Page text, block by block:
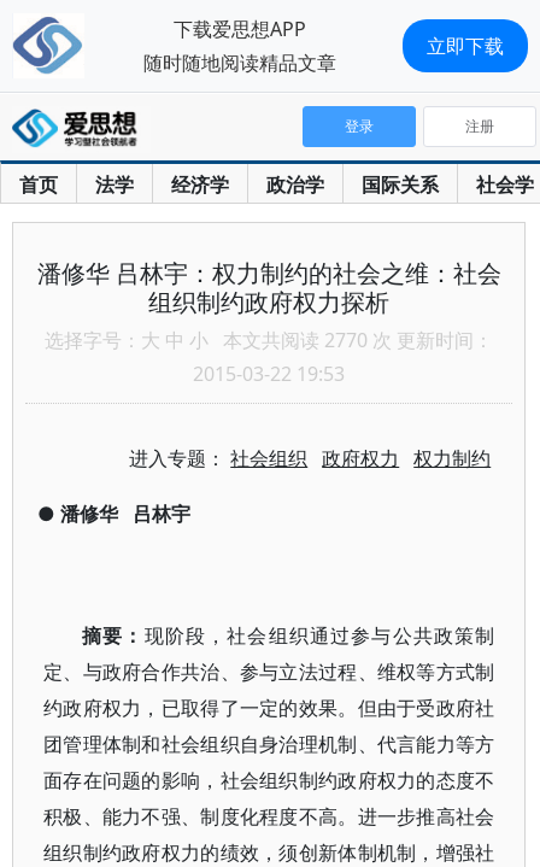
首页 法学 经济学 政治学 国际关系 社会学
登录 注册
潘修华 吕林宇：权力制约的社会之维：社会
组织制约政府权力探析
选择字号： 大 中 小 本文共阅读 2770 次 更新时间：
2015-03-22 19:53
进入专题：社会组织 政府权力 权力制约
● 潘修华 吕林宇
摘要： 现阶段，社会组织通过参与公共政策制
定、与政府合作共治、参与立法过程、维权等方式制
约政府权力，已取得了一定的效果。但由于受政府社
团管理体制和社会组织自身治理机制、代言能力等方
面存在问题的影响，社会组织制约政府权力的态度不
积极、能力不强、制度化程度不高。进一步推高社会
组织制约政府权力的绩效，须创新体制机制，增强社
下载爱思想APP
随时随地阅读精品文章
立即下载